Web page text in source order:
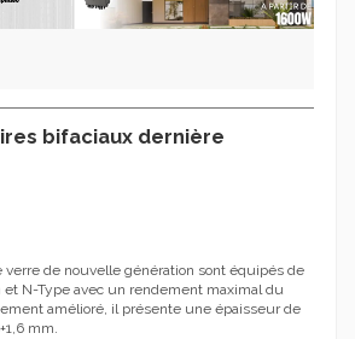
bifaciaux dernière
verre de nouvelle génération sont équipés de
et N-Type avec un rendement maximal du
amélioré, il présente une épaisseur de
mm.